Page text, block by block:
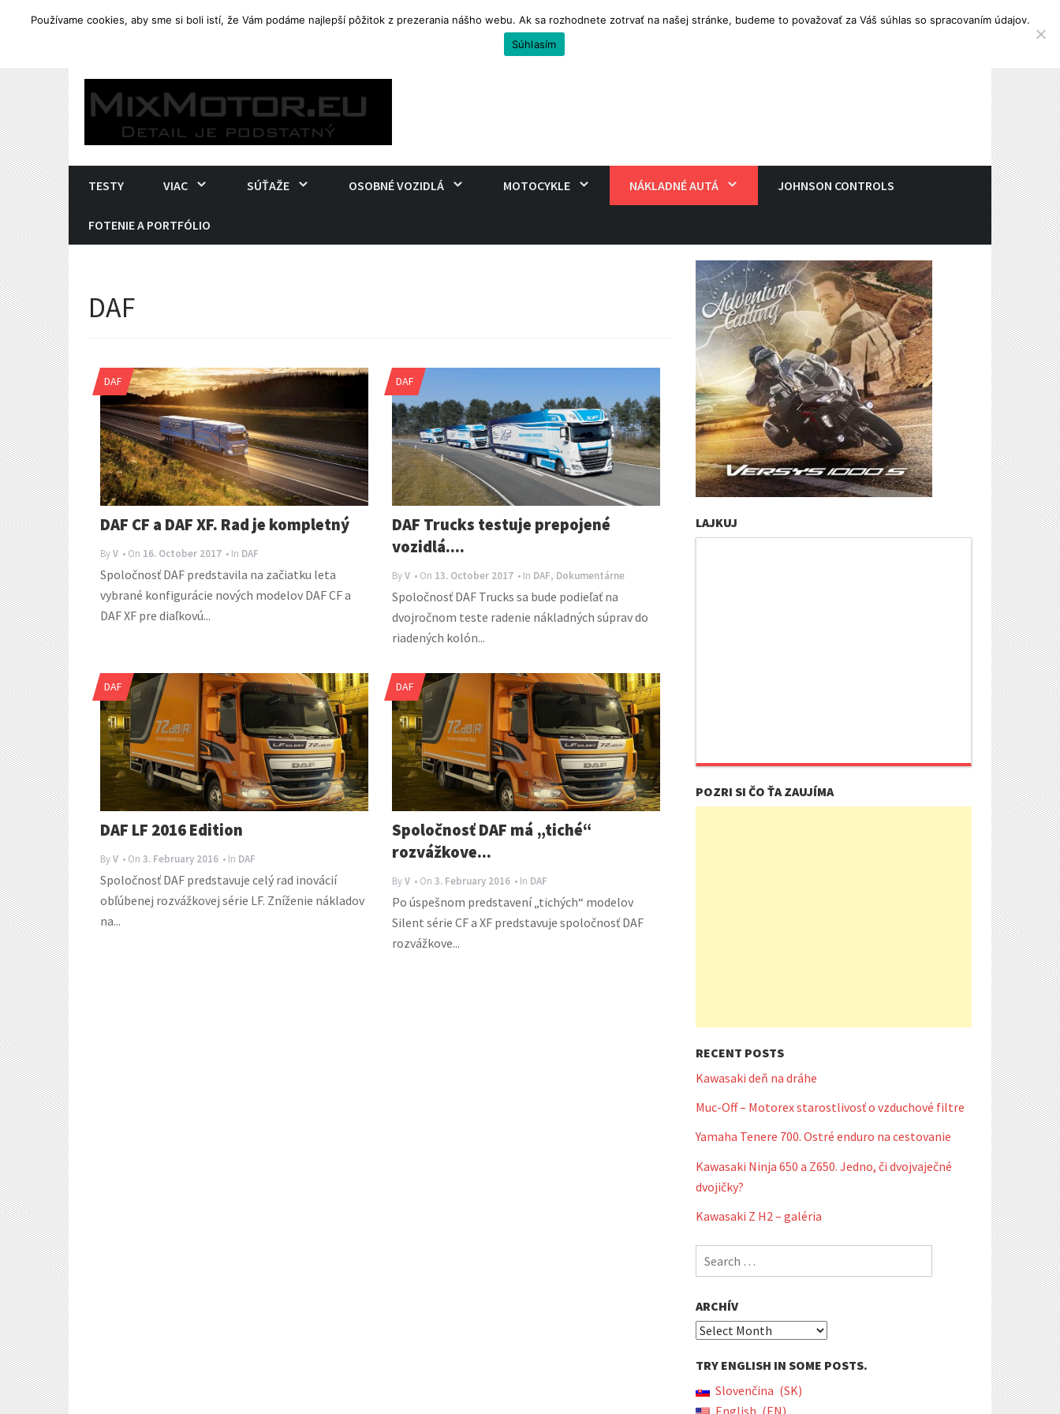
Skip
content
TESTY VIAC SÚŤAŽE OSOBNÉ VOZIDLÁ MOTOCYKLE NÁKLADNÉ AUTÁ JOHNSON CONTROLS
FOTENIE A PORTFÓLIO
DAF
DAF
DAF CF a DAF XF. Rad je kompletný
ByV • On 16. October 2017 • In DAF
Spoločnosť DAF predstavila na začiatku leta
vybrané konfigurácie nových modelov DAF CF a
DAF XF pre diaľkovú...
DAF
DAF Trucks testuje prepojené
vozidlá....
ByV • On 13. October 2017 • In DAF, Dokumentárne
Spoločnosť DAF Trucks sa bude podieľať na
dvojročnom teste radenie nákladných súprav do
riadených kolón...
DAF
DAF LF 2016 Edition
ByV • On 3. February 2016 • In DAF
Spoločnosť DAF predstavuje celý rad inovácií
obľúbenej rozvážkovej série LF. Zníženie nákladov
na...
DAF
Spoločnosť DAF má „tiché“
rozvážkove...
ByV • On 3. February 2016 • In DAF
Po úspešnom predstavení „tichých“ modelov
Silent série CF a XF predstavuje spoločnosť DAF
rozvážkove...
LAJKUJ
POZRI SI ČO ŤA ZAUJÍMA
RECENT POSTS
Kawasaki deň na dráhe
Muc-Off – Motorex starostlivosť o vzduchové filtre
Yamaha Tenere 700. Ostré enduro na cestovanie
Kawasaki Ninja 650 a Z650. Jedno, či dvojvaječné
dvojičky?
Kawasaki Z H2 – galéria
Search
for:
ARCHÍV
Archív
TRY ENGLISH IN SOME POSTS.
Slovenčina
SK
English
EN
Používame cookies, aby sme si boli istí, že Vám podáme najlepší pôžitok z prezerania nášho webu. Ak sa rozhodnete zotrvať na našej stránke, budeme to považovať za Váš súhlas so spracovaním údajov.
Súhlasím